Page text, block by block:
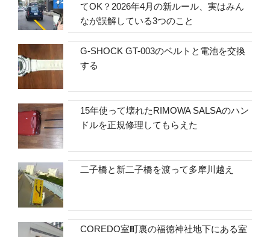
てOK？2026年4月の新ルール、実はみん
なが誤解している3つのこと
G-SHOCK GT-003のベルトと電池を交換
する
15年使って壊れたRIMOWA SALSAのハン
ドルを正規修理してもらえた
二子橋と新二子橋を渡って多摩川越え
COREDO室町裏の福徳神社地下にある室